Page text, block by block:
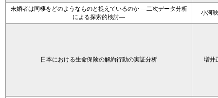
未婚者は同棲をどのようなものと捉えているのか —二次データ分析
による探索的検討—
小河
日本における生命保険の解約行動の実証分析 増井